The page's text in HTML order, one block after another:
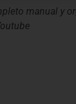
manual y